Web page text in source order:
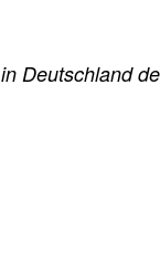
Deutschland